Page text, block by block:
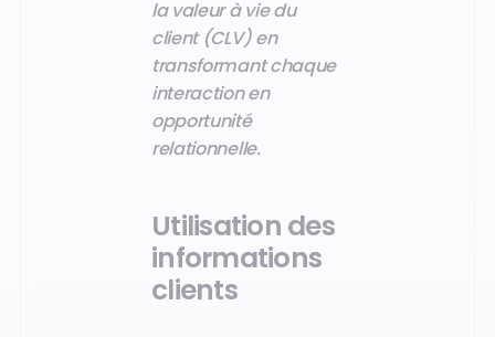
la valeur à vie du
client (CLV) en
transformant chaque
interaction en
opportunité
relationnelle.
Utilisation des
informations
clients